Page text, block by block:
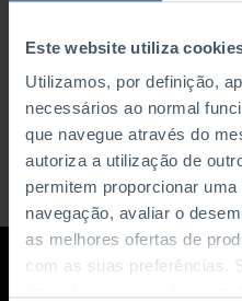
Este website utiliza
Utilizamos, por definição,
necessários ao normal
que navegue através do
autoriza a utilização de
permitem proporcionar
navegação, avaliar o
as melhores ofertas de
com as suas preferências.